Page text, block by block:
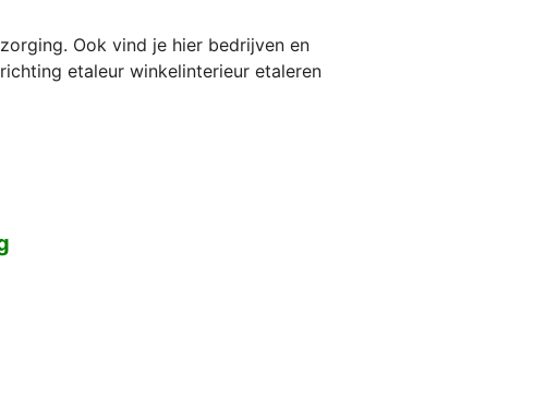
Ook vind je hier bedrijven en
etaleur winkelinterieur etaleren